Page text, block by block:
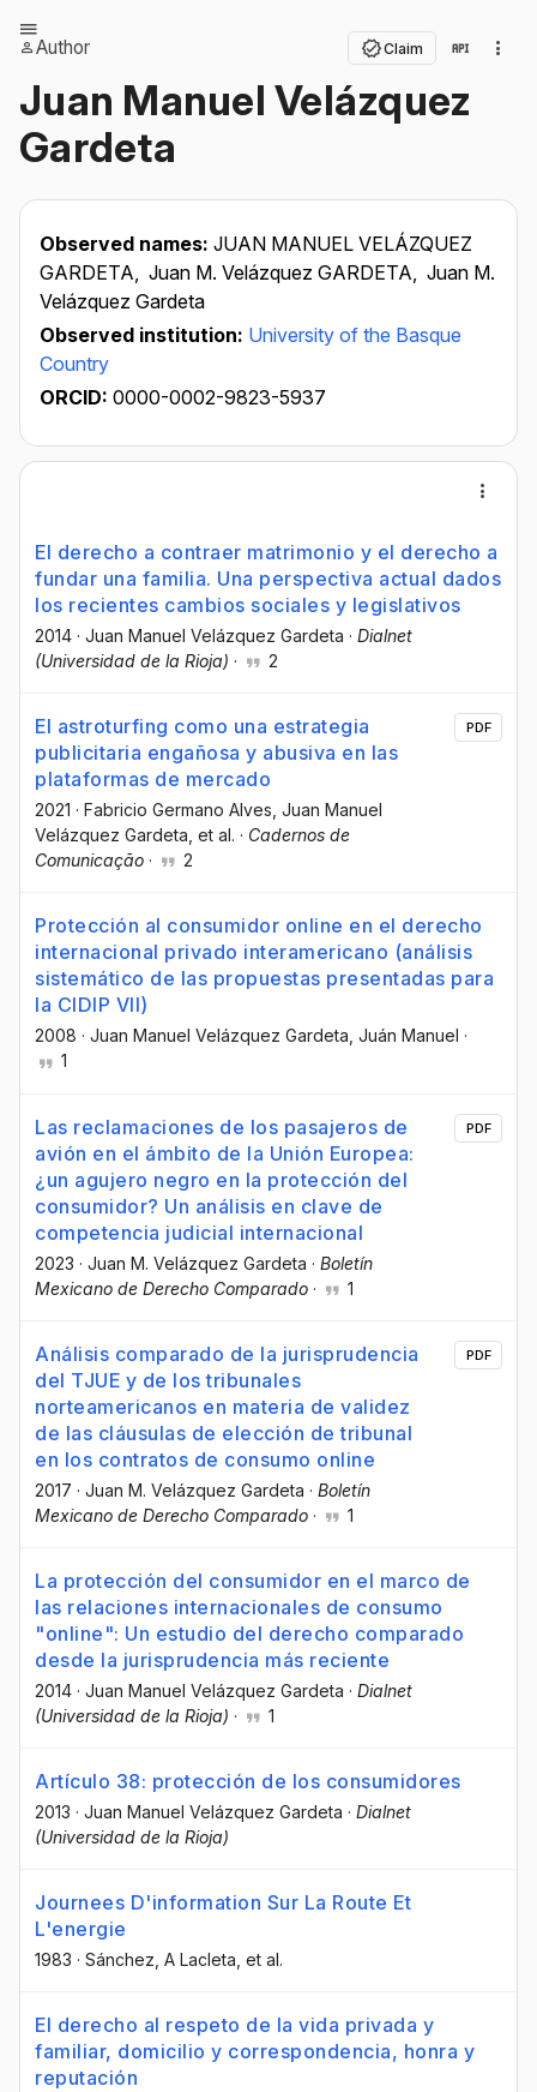
Author Claim
Juan Manuel Velázquez
Gardeta
Observed names: JUAN MANUEL VELÁZQUEZ
GARDETA, Juan M. Velázquez GARDETA, Juan M.
Velázquez Gardeta
Observed institution: University of the Basque
Country
ORCID: 0000-0002-9823-5937
El derecho a contraer matrimonio y el derecho a
fundar una familia. Una perspectiva actual dados
los recientes cambios sociales y legislativos
2014 · Juan Manuel Velázquez Gardeta · Dialnet
(Universidad de la Rioja) · 2
El astroturfing como una estrategia
publicitaria engañosa y abusiva en las
plataformas de mercado
2021 · Fabricio Germano Alves , Juan Manuel
Velázquez Gardeta , et al. · Cadernos de
Comunicação · 2
PDF
Protección al consumidor online en el derecho
internacional privado interamericano (análisis
sistemático de las propuestas presentadas para
la CIDIP VII)
2008 · Juan Manuel Velázquez Gardeta , Juán Manuel ·
1
Las reclamaciones de los pasajeros de
avión en el ámbito de la Unión Europea:
¿un agujero negro en la protección del
consumidor? Un análisis en clave de
competencia judicial internacional
2023 · Juan M. Velázquez Gardeta · Boletín
Mexicano de Derecho Comparado · 1
PDF
Análisis comparado de la jurisprudencia
del TJUE y de los tribunales
norteamericanos en materia de validez
de las cláusulas de elección de tribunal
en los contratos de consumo online
2017 · Juan M. Velázquez Gardeta · Boletín
Mexicano de Derecho Comparado · 1
PDF
La protección del consumidor en el marco de
las relaciones internacionales de consumo
"online": Un estudio del derecho comparado
desde la jurisprudencia más reciente
2014 · Juan Manuel Velázquez Gardeta · Dialnet
(Universidad de la Rioja) · 1
Artículo 38: protección de los consumidores
2013 · Juan Manuel Velázquez Gardeta · Dialnet
(Universidad de la Rioja)
Journees D'information Sur La Route Et
L'energie
1983 · Sánchez , A Lacleta , et al.
El derecho al respeto de la vida privada y
familiar, domicilio y correspondencia, honra y
reputación